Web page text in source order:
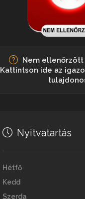
Nem ellenőrzött
Kattintson ide az
Nyitvatartás
Hétfő
Kedd
Szerda